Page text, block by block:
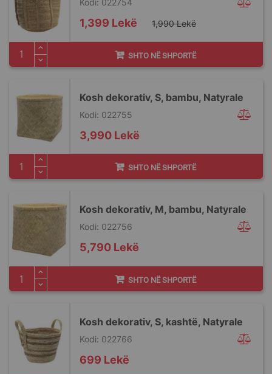
Special
Price
1,399 Lekë 1,990 Lekë
SHTO NË SHPORTË
Kosh dekorativ, S, bambu, Natyrale
Kodi: 022755
3,990 Lekë
SHTO NË SHPORTË
Kosh dekorativ, M, bambu, Natyrale
Kodi: 022756
5,790 Lekë
SHTO NË SHPORTË
Kosh dekorativ, S, kashtë, Natyrale
Kodi: 022766
699 Lekë